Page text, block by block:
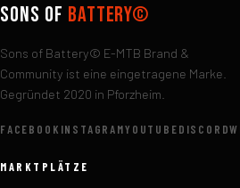
Sons of Battery©
Sons of Battery© E-MTB Brand &
Community ist eine eingetragene Marke.
Gegründet 2020 in Pforzheim.
FACEBOOK INSTAGRAMYOUTUBEDISCORD
MARKTPLÄTZE